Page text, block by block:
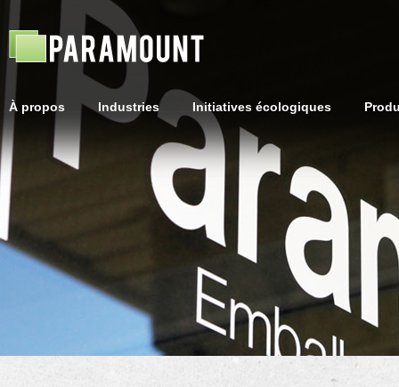
À propos Industries Initiatives écologiques